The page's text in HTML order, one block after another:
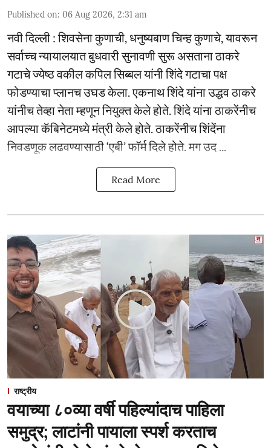
Published on: 06 Aug 2026, 2:31 am
नवी दिल्ली : शिवसेना कुणाची, धनुष्यबाण चिन्ह कुणाचे, यावरून
सर्वाच्च न्यायालयात बुधवारी सुनावणी सुरू असताना ठाकरे
गटाचे ज्येष्ठ वकील कपिल सिब्बल यांनी शिंदे गटाचा पक्ष
फोडण्याचा प्लानच उघड केला. एकनाथ शिंदे यांना उद्धव ठाकरे
यांनीच तेव्हा नेता म्हणून नियुक्त केले होते. शिंदे यांना ठाकरेंनीच
आपल्या कॅबिनेटमध्ये मंत्री केले होते. ठाकरेंनीच शिंदेंना
निवडणूक लढवण्यासाठी ‘एबी’ फॉर्म दिले होते. मग उद ...
Read More
राष्ट्रीय
वयाच्या ८०व्या वर्षी पहिल्यांदाच पाहिला
समुद्र; लाटांनी पायाला स्पर्श करताच